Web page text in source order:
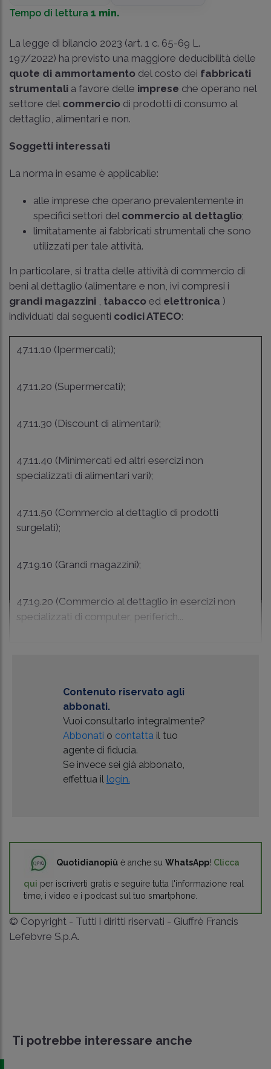
Tempo di lettura 1 min.
La legge di bilancio 2023 (art. 1 c. 65-69 L.
197/2022) ha previsto una maggiore deducibilità delle
quote di ammortamento del costo dei fabbricati
strumentali a favore delle imprese che operano nel
settore del commercio di prodotti di consumo al
dettaglio, alimentari e non.
Soggetti interessati
La norma in esame è applicabile:
alle imprese che operano prevalentemente in
specifici settori del commercio al dettaglio;
limitatamente ai fabbricati strumentali che sono
utilizzati per tale attività.
In particolare, si tratta delle attività di commercio di
beni al dettaglio (alimentare e non, ivi compresi i
grandi magazzini
tabacco ed elettronica )
individuati dai seguenti codici ATECO:
47.11.10 (Ipermercati);
47.11.20 (Supermercati);
47.11.30 (Discount di alimentari);
47.11.40 (Minimercati ed altri esercizi non
specializzati di alimentari vari);
47.11.50 (Commercio al dettaglio di prodotti
surgelati);
47.19.10 (Grandi magazzini);
47.19.20 (Commercio al dettaglio in esercizi non
specializzati di computer, periferich...
Contenuto riservato agli
abbonati.
Vuoi consultarlo integralmente?
Abbonati o contatta il tuo
agente di fiducia.
Se invece sei già abbonato,
effettua il login.
Quotidianopiù è anche su WhatsApp! Clicca
qui per iscriverti gratis e seguire tutta l'informazione real
time, i video e i podcast sul tuo smartphone.
© Copyright - Tutti i diritti riservati - Giuffrè Francis
Lefebvre S.p.A.
Ti potrebbe interessare anche